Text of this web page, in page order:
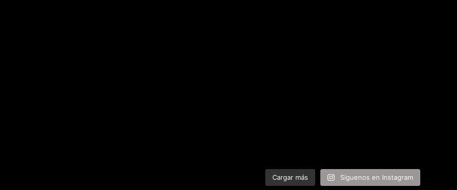
Cargar más Síguenos en Instagram